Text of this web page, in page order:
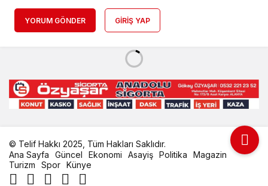
YORUM GÖNDER GIRIŞ YAP
© Telif Hakkı 2025, Tüm Hakları Saklıdır.
Ana Sayfa
Güncel Ekonomi Asayiş Politika
Magazin
Turizm
Spor Künye